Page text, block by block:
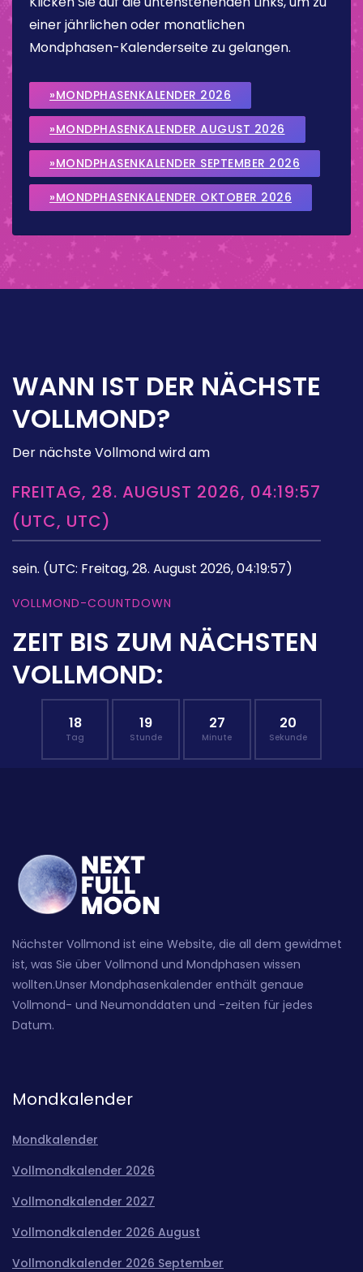
einer jährlichen oder monatlichen
Mondphasen-Kalenderseite zu gelangen.
»MONDPHASENKALENDER 2026
»MONDPHASENKALENDER AUGUST 2026
»MONDPHASENKALENDER SEPTEMBER 2026
»MONDPHASENKALENDER OKTOBER 2026
WANN IST DER NÄCHSTE
VOLLMOND?
Der nächste Vollmond wird am
FREITAG, 28. AUGUST 2026, 04:19:57
(UTC, UTC)
sein. (UTC: Freitag, 28. August 2026, 04:19:57)
VOLLMOND-COUNTDOWN
ZEIT BIS ZUM NÄCHSTEN
VOLLMOND:
18
Tag
19
Stunde
27
Minute
19
Sekunde
Nächster Vollmond ist eine Website, die all dem gewidmet
ist, was Sie über Vollmond und Mondphasen wissen
wollten.Unser Mondphasenkalender enthält genaue
Vollmond- und Neumonddaten und -zeiten für jedes
Datum.
Mondkalender
Mondkalender
Vollmondkalender 2026
Vollmondkalender 2027
Vollmondkalender 2026 August
Vollmondkalender 2026 September